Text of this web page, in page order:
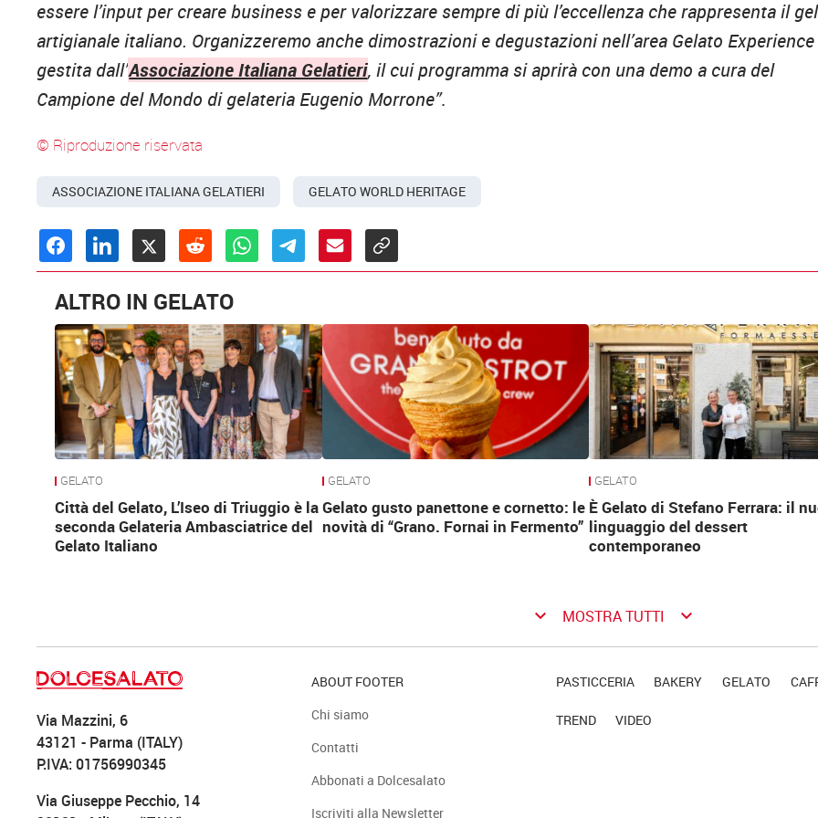
essere l’input per creare business e per valorizzare sempre di più l’eccellenza che rappresenta il
artigianale italiano. Organizzeremo anche dimostrazioni e degustazioni nell’area Gelato Experience
gestita dall’Associazione Italiana Gelatieri, il cui programma si aprirà con una demo a cura del
Campione del Mondo di gelateria Eugenio Morrone”.
© Riproduzione riservata
ASSOCIAZIONE ITALIANA GELATIERI GELATO WORLD HERITAGE
ALTRO IN GELATO
GELATO
Città del Gelato, L’Iseo di Triuggio è la
seconda Gelateria Ambasciatrice del
Gelato Italiano
GELATO
Gelato gusto panettone e cornetto: le
novità di “Grano. Fornai in Fermento”
GELATO
È Gelato di Stefano Ferrara: il
linguaggio del dessert
contemporaneo
keyboard_arrow_down MOSTRA TUTTI keyboard_arrow_down
Via Mazzini, 6
43121 - Parma (ITALY)
P.IVA: 01756990345
Via Giuseppe Pecchio, 14
ABOUT FOOTER
Chi siamo
Contatti
Abbonati a Dolcesalato
Iscriviti alla Newsletter
PASTICCERIA BAKERY GELATO
TREND VIDEO